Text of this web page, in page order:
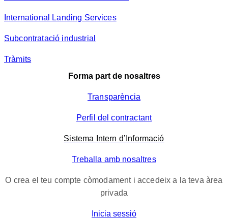
International Landing Services
Subcontratació industrial
Tràmits
Forma part de nosaltres
Transparència
Perfil del contractant
Sistema Intern d’Informació
Treballa amb nosaltres
O crea el teu compte còmodament i accedeix a la teva àrea
privada
Inicia sessió